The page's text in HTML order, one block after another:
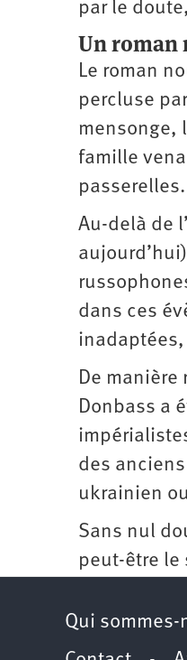
par le
Un roman
Le roman
percluse
mensonge,
famille
passerelles.
Au-delà de
dans ces
De
Donbass a
des
ukrainien
Sans nul
peut-être le
Qui sommes-